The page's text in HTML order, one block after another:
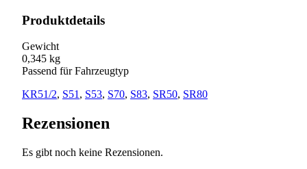
Produktdetails
Gewicht
0,345 kg
Passend für Fahrzeugtyp
KR51/2, S51 , S53, S70, S83, SR50, SR80
Rezensionen
Es gibt noch keine Rezensionen.